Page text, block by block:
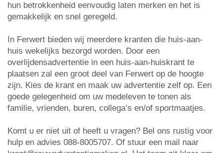
hun betrokkenheid eenvoudig laten merken en het is
gemakkelijk en snel geregeld.
In Ferwert bieden wij meerdere kranten die huis-aan-
huis wekelijks bezorgd worden. Door een
overlijdensadvertentie in een huis-aan-huiskrant te
plaatsen zal een groot deel van Ferwert op de hoogte
zijn. Kies de krant en maak uw advertentie zelf op. Een
goede gelegenheid om uw medeleven te tonen als
familie, vrienden, buren, collega’s en/of sportmaatjes.
Komt u er niet uit of heeft u vragen? Bel ons rustig voor
hulp en advies 088-8005707. Of stuur een mail naar